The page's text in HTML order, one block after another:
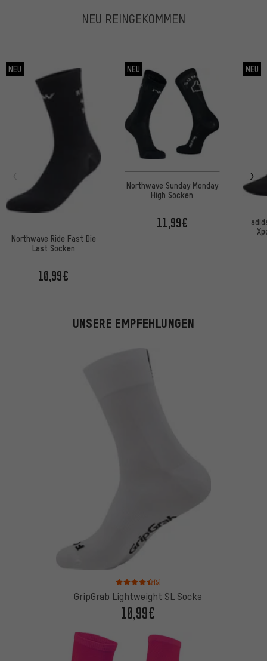
NEU REINGEKOMMEN
NEU
Northwave Ride Fast Die
Last Socken
10,99€
NEU
Northwave Sunday Monday
High Socken
11,99€
NEU
UNSERE EMPFEHLUNGEN
Bewertungen: 4,5 von 5 basierend auf 5
(5)
GripGrab Lightweight SL Socks
10,99€